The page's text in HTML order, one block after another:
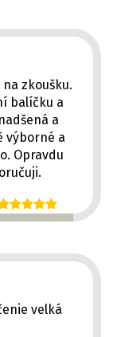
zkoušku.
balíčku a
a
výborné a
Opravdu
velká